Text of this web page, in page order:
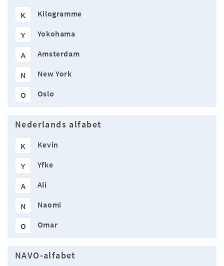
K Kilogramme
Y Yokohama
A Amsterdam
N New York
O Oslo
Nederlands alfabet
K Kevin
Y Yfke
A Ali
N Naomi
O Omar
NAVO-alfabet